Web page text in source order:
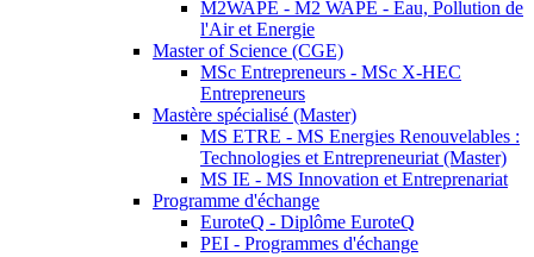
M2WAPE - M2 WAPE - Eau, Pollution de
l'Air et Energie
Master of Science (CGE)
MSc Entrepreneurs - MSc X-HEC
Entrepreneurs
Mastère spécialisé (Master)
MS ETRE - MS Energies Renouvelables :
Technologies et Entrepreneuriat (Master)
MS IE - MS Innovation et Entreprenariat
Programme d'échange
EuroteQ - Diplôme EuroteQ
PEI - Programmes d'échange